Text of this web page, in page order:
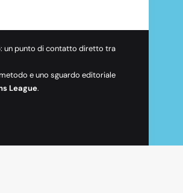
: un punto di contatto diretto tra
e uno sguardo editoriale
League.